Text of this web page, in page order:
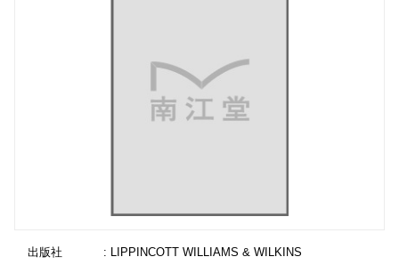
出版社
: LIPPINCOTT WILLIAMS & WILKINS